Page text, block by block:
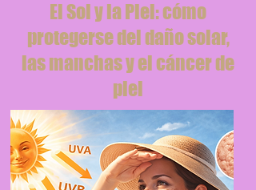
El Sol y la Piel: cómo
protegerse del daño solar,
las manchas y el cáncer de
piel